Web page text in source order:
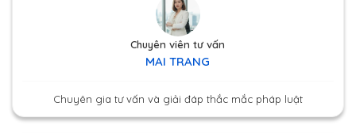
Chuyên viên tư vấn
MAI TRANG
Chuyên gia tư vấn và giải đáp thắc mắc pháp luật